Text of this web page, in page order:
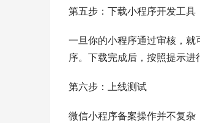
第五步：下载小程序开发工具
一旦你的小程序通过审核，
序。下载完成后，按照提示进
第六步：上线测试
微信小程序备案操作并不复